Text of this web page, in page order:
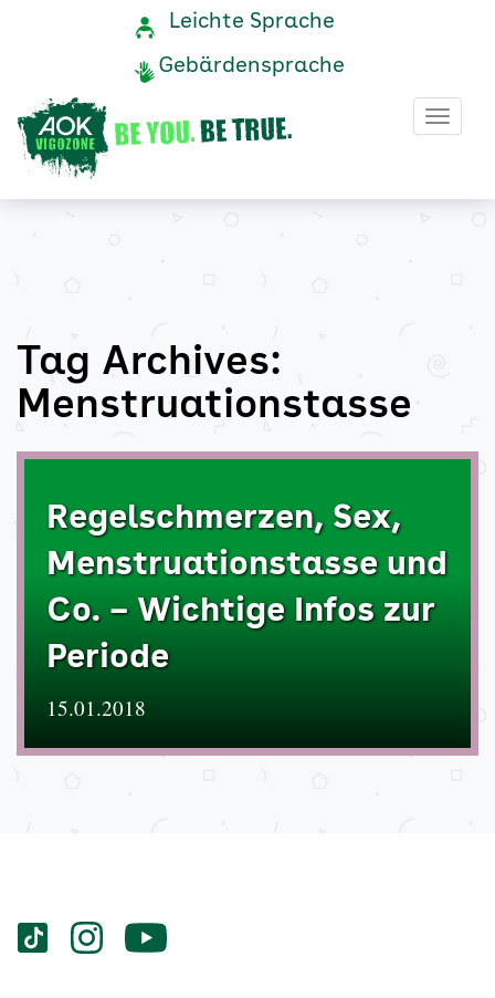
Menstruationstasse
Archive
AOK
Vigozone
Navigation
Service-
Leichte Sprache
Gebärdensprache
Tag Archives:
Menstruationstasse
Regelschmerzen, Sex,
Menstruationstasse und
Co. – Wichtige Infos zur
Periode
15.01.2018
Services
Social-
vigozone.de
vigozone.devigozone.de